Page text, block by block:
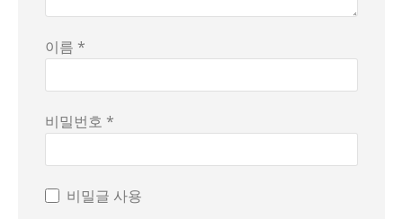
이름 *
비밀번호 *
비밀글 사용